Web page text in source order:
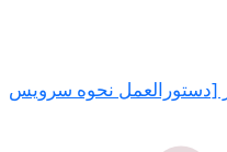
[دستورالعمل نحوه سرویس